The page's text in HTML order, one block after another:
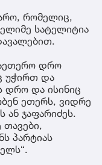
რომელიც,
სატელიტია
დრო
უჭირთ და
დრო და ისინიც
ეთერს, ვიდრე
ან ჯაფარიძეს.
პარტიას